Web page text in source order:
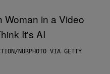
NURPHOTO VIA GETTY